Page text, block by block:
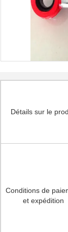
Détails sur le
Conditions de
et expédition